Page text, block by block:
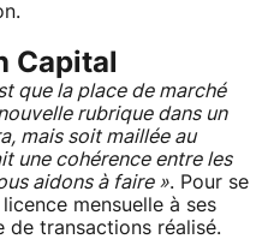
Capital
que la place de marché
rubrique dans un
mais soit maillée au
une cohérence entre les
aidons à faire ». Pour se
mensuelle à ses
de transactions réalisé.